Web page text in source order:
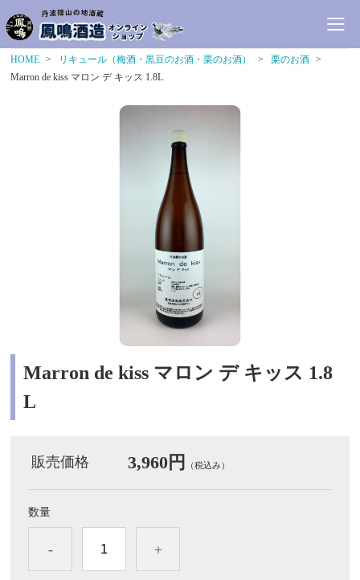
HOME リキュール（梅酒・黒豆のお酒・栗のお酒）
栗のお酒
Marron de kiss マロン デ キッス 1.8L
Marron de kiss マロン デ キッス 1.8
L
販売価格 3,960円 （税込み）
数量
- +